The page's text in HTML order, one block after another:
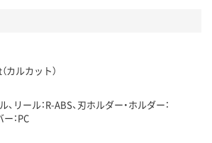
カルカット）
、リール：R-ABS、刃ホルダー・ホルダー：
：PC